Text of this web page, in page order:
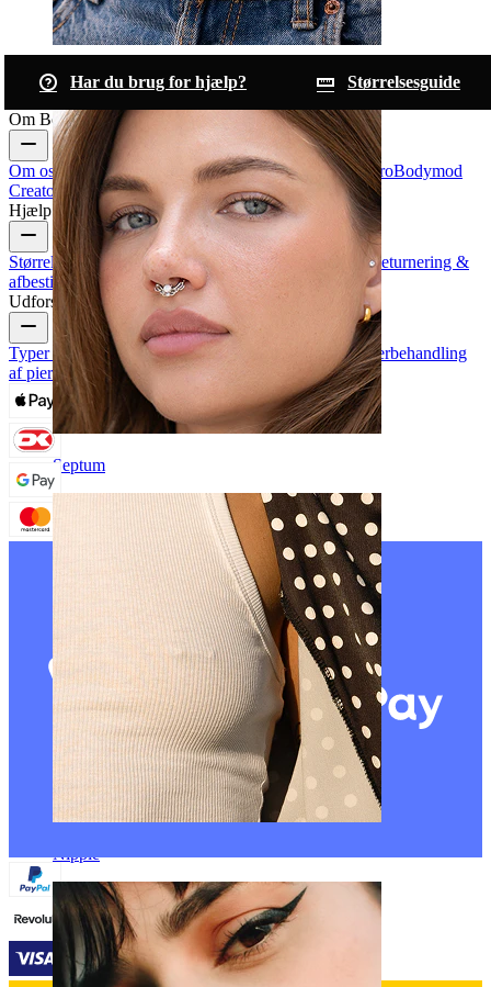
Navle
Septum
Nipple
Har du brug for hjælp?
Størrelsesguide
Om Bodymod
Om osBlog HandelsbetingelserKontakt osBodymod ProBodymod
CreatorsBodymod-anmeldelser
Hjælp & info
Størrelsesguide Track din ordre LeveringsinformationReturnering &
afbestillingBetaling Min kontoBodymod support
Udforsk
Typer af piercinger Smykkematerialer til piercingerEfterbehandling
af piercinger